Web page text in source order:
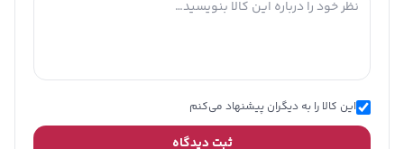
این کالا را به دیگران پیشنهاد می‌کنم
ثبت دیدگاه